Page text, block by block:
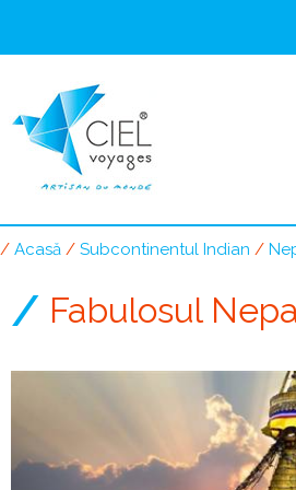
conţinutul
Acasă Subcontinentul Indian
Fabulosul